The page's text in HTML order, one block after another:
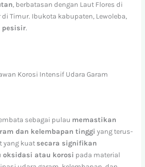
, berbatasan dengan Laut Flores di
di Timur. Ibukota kabupaten, Lewoleba,
pesisir.
Korosi Intensif Udara Garam
sebagai pulau memastikan
dan kelembapan tinggi yang terus-
yang kuat secara signifikan
oksidasi atau korosi pada material